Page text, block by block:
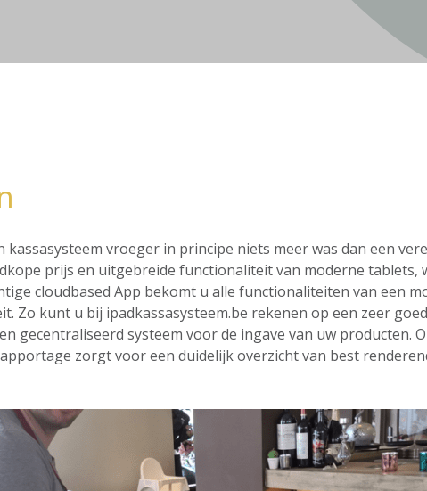
vroeger in principe niets meer was dan een
prijs en uitgebreide functionaliteit van moderne
cloudbased App bekomt u alle functionaliteiten van een
Zo kunt u bij ipadkassasysteem.be rekenen op een zeer
gecentraliseerd systeem voor de ingave van uw
zorgt voor een duidelijk overzicht van best